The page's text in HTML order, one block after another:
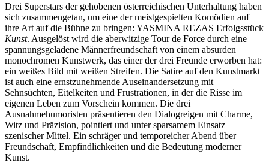
Drei Superstars der gehobenen österreichischen Unterhaltung haben
sich zusammengetan, um eine der meistgespielten Komödien auf
ihre Art auf die Bühne zu bringen: YASMINA REZAS Erfolgsstück
Kunst. Ausgelöst wird die aberwitzige Tour de Force durch eine
spannungsgeladene Männerfreundschaft von einem absurden
monochromen Kunstwerk, das einer der drei Freunde erworben hat:
ein weißes Bild mit weißen Streifen. Die Satire auf den Kunstmarkt
ist auch eine ernstzunehmende Auseinandersetzung mit
Sehnsüchten, Eitelkeiten und Frustrationen, in der die Risse im
eigenen Leben zum Vorschein kommen. Die drei
Ausnahmehumoristen präsentieren den Dialogreigen mit Charme,
Witz und Präzision, pointiert und unter sparsamem Einsatz
szenischer Mittel. Ein schräger und temporeicher Abend über
Freundschaft, Empfindlichkeiten und die Bedeutung moderner
Kunst.